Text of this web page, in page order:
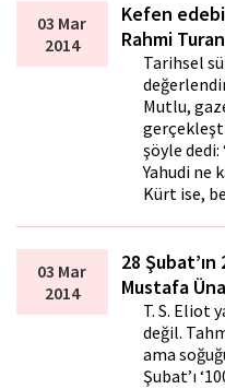
03 Mar
2014
Kefen
Rahmi Turan
Tarihsel
Mutlu,
şöyle
Yahudi ne
Kürt ise,
03 Mar
2014
28
Mustafa
T. S. Eliot
değil.
ama
Şubat’ı